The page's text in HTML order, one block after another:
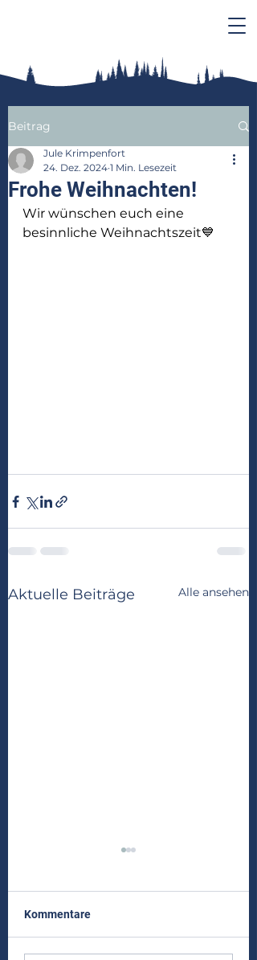
Beitrag
Frohe Weihnachten!
Jule Krimpenfort
24. Dez. 2024 1 Min. Lesezeit
Wir wünschen euch eine
besinnliche Weihnachtszeit💙
Aktuelle Beiträge Alle ansehen
Kommentare